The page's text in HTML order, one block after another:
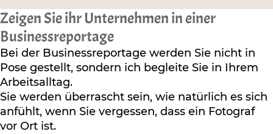
Zeigen Sie ihr Unternehmen in einer
Businessreportage
Bei der Businessreportage werden Sie nicht in
Pose gestellt, sondern ich begleite Sie in Ihrem
Arbeitsalltag.
Sie werden überrascht sein, wie natürlich es sich
anfühlt, wenn Sie vergessen, dass ein Fotograf
vor Ort ist.